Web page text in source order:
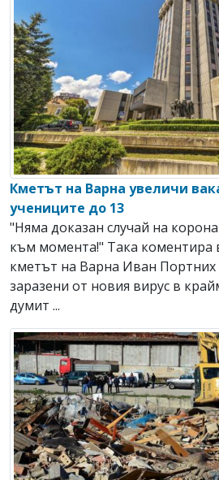
Кметът на Варна увеличи
учениците до 13
"Няма доказан случай на
към момента!" Така коментира
кметът на Варна Иван Портних
заразени от новия вирус в
думит ...